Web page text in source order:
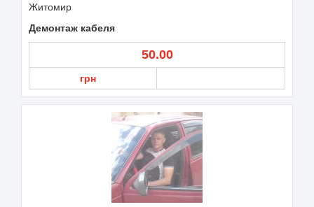
Житомир
Демонтаж кабеля
50.00
грн